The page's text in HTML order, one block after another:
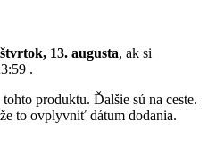
13. augusta, ak si
.
produktu. Ďalšie sú na ceste.
to ovplyvniť dátum dodania.